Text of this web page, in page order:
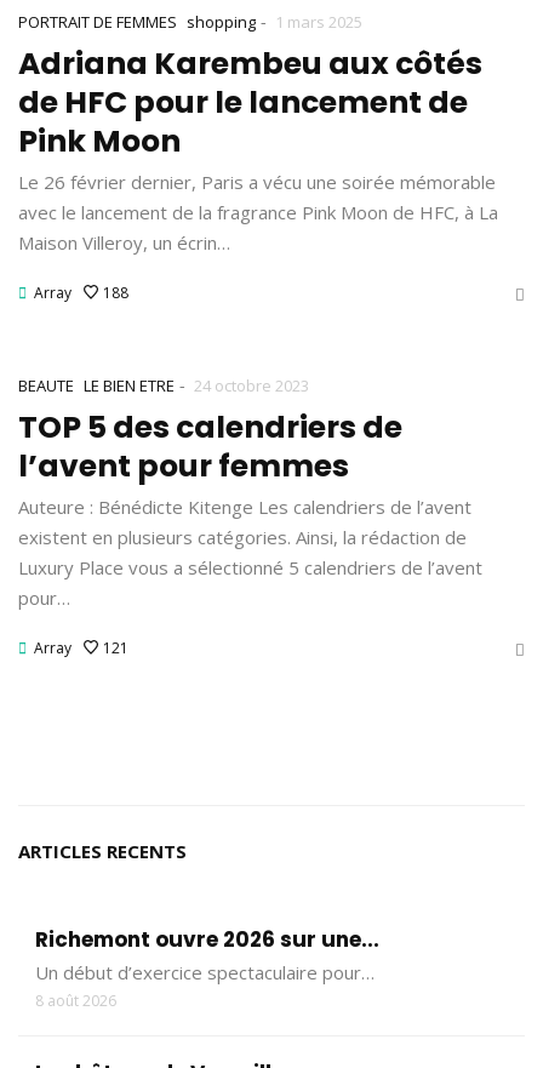
PORTRAIT DE FEMMES shopping - 1 mars 2025
Adriana Karembeu aux côtés
de HFC pour le lancement de
Pink Moon
Le 26 février dernier, Paris a vécu une soirée mémorable
avec le lancement de la fragrance Pink Moon de HFC, à La
Maison Villeroy, un écrin…
Array 188
BEAUTE LE BIEN ETRE - 24 octobre 2023
TOP 5 des calendriers de
l’avent pour femmes
Auteure : Bénédicte Kitenge Les calendriers de l’avent
existent en plusieurs catégories. Ainsi, la rédaction de
Luxury Place vous a sélectionné 5 calendriers de l’avent
pour…
Array 121
ARTICLES RECENTS
Richemont ouvre 2026 sur une...
Un début d’exercice spectaculaire pour…
8 août 2026